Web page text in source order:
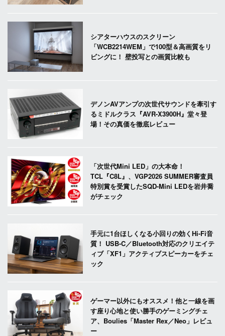
シアターハウスのスクリーン
「WCB2214WEM」で100型＆高画質をリ
ビングに！ 壁投写との画質比較も
デノンAVアンプの次世代サウンドを牽引す
るミドルクラス『AVR-X3900H』堂々登
場！その真価を徹底レビュー
「次世代Mini LED」の大本命！
TCL『C8L』、VGP2026 SUMMER審査員
特別賞を受賞したSQD-Mini LEDを岩井喬
がチェック
手元に1台ほしくなる小回りの効くHi-Fi音
質！ USB-C／Bluetooth対応のクリエイテ
ィブ「XF1」アクティブスピーカーをチェ
ック
ゲーマー以外にもオススメ！他と一線を画
す座り心地と使い勝手のゲーミングチェ
ア、Boulies「Master Rex／Neo」レビュ
ー